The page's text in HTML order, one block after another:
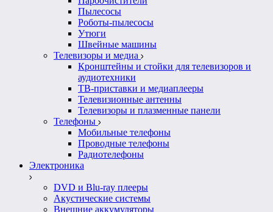
Пылесосы
Роботы-пылесосы
Утюги
Швейные машины
Телевизоры и медиа
Кронштейны и стойки для телевизоров и
аудиотехники
ТВ-приставки и медиаплееры
Телевизионные антенны
Телевизоры и плазменные панели
Телефоны
Мобильные телефоны
Проводные телефоны
Радиотелефоны
Электроника
DVD и Blu-ray плееры
Акустические системы
Внешние аккумуляторы